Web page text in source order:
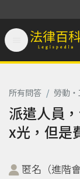
法律百科
所有問答 / 勞動‧
派遣人員
x光，但是
匿名（進階會